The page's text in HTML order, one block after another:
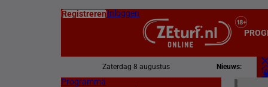
RegistrerenInloggen
Zaterdag 8 augustus Nieuws:
Programma